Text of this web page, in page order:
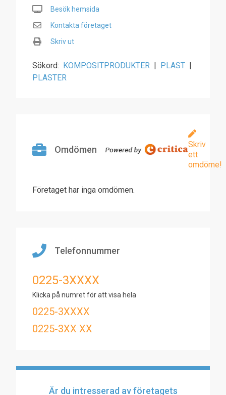
Besök hemsida
Kontakta företaget
Skriv ut
Sökord: KOMPOSITPRODUKTER | PLAST |
PLASTER
Omdömen
Skriv
ett
omdöme!
Företaget har inga omdömen.
Telefonnummer
0225-3XXXX
Klicka på numret för att visa hela
0225-3XXXX
0225-3XX XX
Är du intresserad av företagets